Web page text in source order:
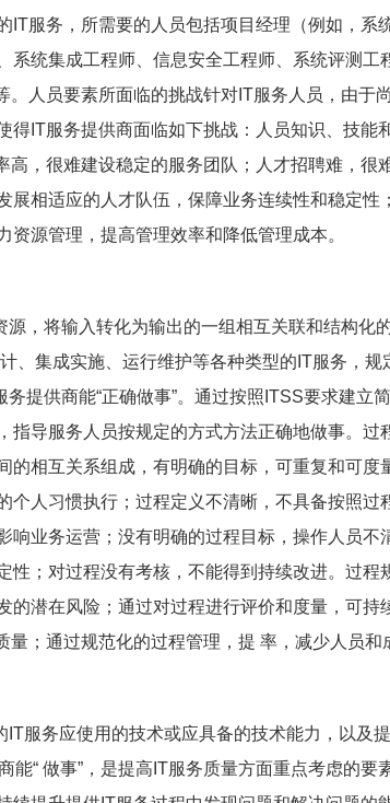
IT服务，所需要的人员包括项目经理（例如，系
系统集成工程师、信息安全工程师、系统评测工
。人员要素所面临的挑战针对IT服务人员，由于
得IT服务提供商面临如下挑战：人员知识、技能
高，很难建设稳定的服务团队；人才招聘难，很
展相适应的人才队伍，保障业务连续性和稳定性
源管理，提高管理效率和降低管理成本。
源，将输入转化为输出的一组相互关联和结构化
、集成实施、运行维护等各种类型的IT服务，
提供商能“正确做事”。通过按照ITSS要求建立
指导服务人员按规定的方式方法正确地做事。过
的相互关系组成，有明确的目标，可重复和可度
个人习惯执行；过程定义不清晰，不具备按照过
响业务运营；没有明确的过程目标，操作人员不
性；对过程没有考核，不能得到持续改进。过程
的潜在风险；通过对过程进行评价和度量，可持
；通过规范化的过程管理，提 率，减少人员和
IT服务应使用的技术或应具备的技术能力，以及
能“ 做事”，是提高IT服务质量方面重点考虑的要